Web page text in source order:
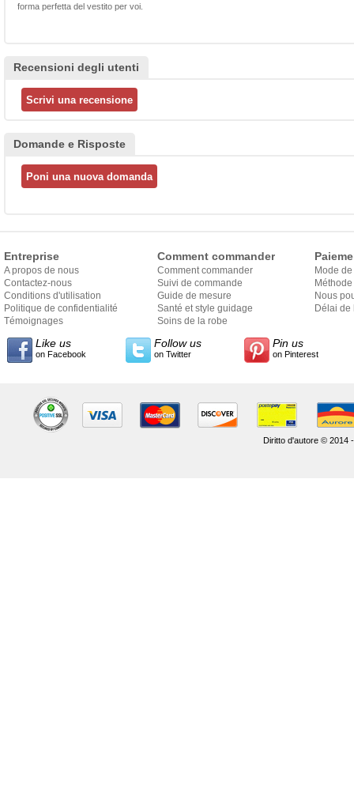
forma perfetta del vestito per voi.
Recensioni degli utenti
Domande e Risposte
Entreprise
A propos de nous
Contactez-nous
Conditions d'utilisation
Politique de confidentialité
Témoignages
Comment commander
Comment commander
Suivi de commande
Guide de mesure
Santé et style guidage
Soins de la robe
Mode
Nous
Délai de
Like us
on Facebook
Follow us
on Twitter
Pin us
on Pinterest
Diritto d'autore © 2014